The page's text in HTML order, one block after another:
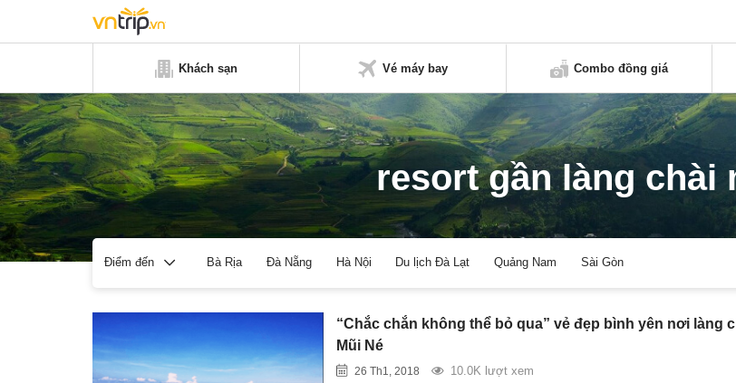
Khách sạn Vé máy bay Combo đồng giá
resort gần làng chài
Điểm đến Bà Rịa Đà Nẵng Hà Nội Du lịch Đà Lạt Quảng Nam Sài Gòn
“Chắc chắn không thể bỏ qua” vẻ đẹp bình yên nơi làng
Mũi Né
26 Th1, 2018
10.0K lượt xem